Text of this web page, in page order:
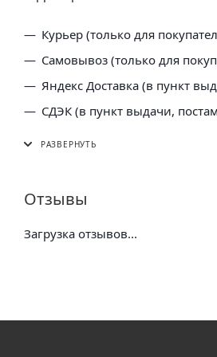
Курьер (только для
Самовывоз (только для
Яндекс Доставка (в пункт
СДЭК (в пункт выдачи,
Отзывы
Загрузка отзывов...